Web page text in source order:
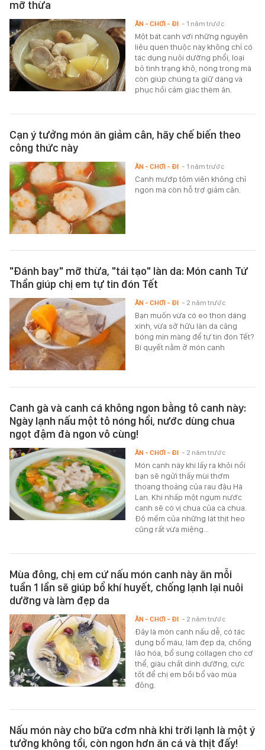
mỡ thừa
Một bát canh với những nguyên
liệu quen thuộc này không chỉ có
tác dụng nuôi dưỡng phổi, loại
bỏ tình trạng khô, nóng trong mà
còn giúp chúng ta giữ dáng và
phục hồi cảm giác thèm ăn.
ĂN - CHƠI - ĐI - 1 năm trước
Cạn ý tưởng món ăn giảm cân, hãy chế biến theo
công thức này
Canh mướp tôm viên không chỉ
ngon mà còn hỗ trợ giảm cân.
ĂN - CHƠI - ĐI - 1 năm trước
"Đánh bay" mỡ thừa, "tái tạo" làn da: Món canh Tứ
Thần giúp chị em tự tin đón Tết
Bạn muốn vừa có eo thon dáng
xinh, vừa sở hữu làn da căng
bóng mịn màng để tự tin đón Tết?
Bí quyết nằm ở món canh
ĂN - CHƠI - ĐI - 2 năm trước
Canh gà và canh cá không ngon bằng tô canh này:
Ngày lạnh nấu một tô nóng hổi, nước dùng chua
ngọt đậm đà ngon vô cùng!
Món canh này khi lấy ra khỏi nồi
bạn sẽ ngửi thấy mùi thơm
thoang thoảng của rau đậu Hà
Lan. Khi nhấp một ngụm nước
canh sẽ có vị chua của cà chua.
Độ mềm của những lát thịt heo
cũng rất vừa miệng...
ĂN - CHƠI - ĐI - 2 năm trước
Mùa đông, chị em cứ nấu món canh này ăn mỗi
tuần 1 lần sẽ giúp bổ khí huyết, chống lạnh lại nuôi
dưỡng và làm đẹp da
Đây là món canh nấu dễ, có tác
dụng bổ máu, làm đẹp da, chống
lão hóa, bổ sung collagen cho cơ
thể, giàu chất dinh dưỡng, cực
tốt để chị em bồi bổ vào mùa
đông.
ĂN - CHƠI - ĐI - 2 năm trước
Nấu món này cho bữa cơm nhà khi trời lạnh là một ý
tưởng không tồi, còn ngon hơn ăn cá và thịt đấy!